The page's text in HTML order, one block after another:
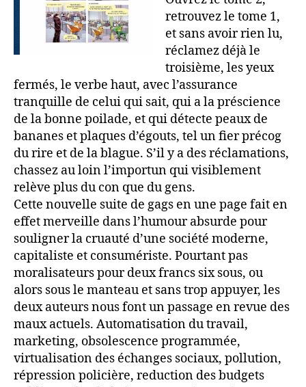
retrouvez le tome 1,
et sans avoir rien lu,
réclamez déjà le
troisième, les yeux
fermés, le verbe haut, avec l’assurance
tranquille de celui qui sait, qui a la préscience
de la bonne poilade, et qui détecte peaux de
bananes et plaques d’égouts, tel un fier précog
du rire et de la blague. S’il y a des réclamations,
chassez au loin l’importun qui visiblement
relève plus du con que du gens.
Cette nouvelle suite de gags en une page fait en
effet merveille dans l’humour absurde pour
souligner la cruauté d’une société moderne,
capitaliste et consumériste. Pourtant pas
moralisateurs pour deux francs six sous, ou
alors sous le manteau et sans trop appuyer, les
deux auteurs nous font un passage en revue des
maux actuels. Automatisation du travail,
marketing, obsolescence programmée,
virtualisation des échanges sociaux, pollution,
répression policière, reduction des budgets